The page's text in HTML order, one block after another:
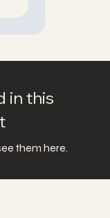
in this
them here.